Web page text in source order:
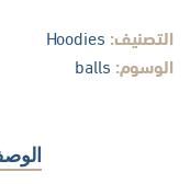
Hoodies
balls
الوصف